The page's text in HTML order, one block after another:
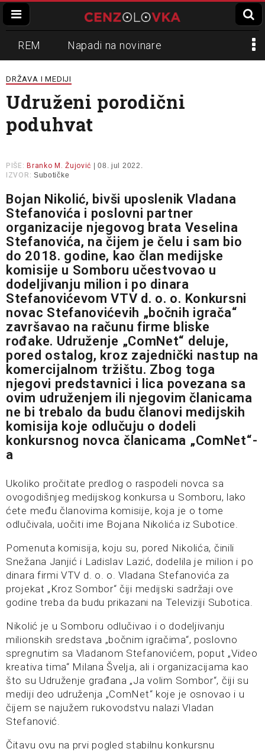
REM Napadi na novinare
Zvučni top
Propaganda Lokalni mediji
Informer Slavko Ćuruvija
DRŽAVA I MEDIJI
Udruženi porodični
poduhvat
PIŠE: Branko M. Žujović | 08. jul 2022.
IZVOR: Subotičke
Bojan Nikolić, bivši uposlenik Vladana
Stefanovića i poslovni partner
organizacije njegovog brata Veselina
Stefanovića, na čijem je čelu i sam bio
do 2018. godine, kao član medijske
komisije u Somboru učestvovao u
dodeljivanju milion i po dinara
Stefanovićevom VTV d. o. o. Konkursni
novac Stefanovićevih „bočnih igrača“
završavao na računu firme bliske
rođake. Udruženje „ComNet“ deluje,
pored ostalog, kroz zajednički nastup na
komercijalnom tržištu. Zbog toga
njegovi predstavnici i lica povezana sa
ovim udruženjem ili njegovim članicama
ne bi trebalo da budu članovi medijskih
komisija koje odlučuju o dodeli
konkursnog novca članicama „ComNet“-
a
Ukoliko pročitate predlog o raspodeli novca sa
ovogodišnjeg medijskog konkursa u Somboru, lako
ćete među članovima komisije, koja je o tome
odlučivala, uočiti ime Bojana Nikolića iz Subotice.
Pomenuta komisija, koju su, pored Nikolića, činili
Snežana Janjić i Ladislav Lazić, dodelila je milion i po
dinara firmi VTV d. o. o. Vladana Stefanovića za
projekat „Kroz Sombor“ čiji medijski sadržaji ove
godine treba da budu prikazani na Televiziji Subotica.
Nikolić je u Somboru odlučivao i o dodeljivanju
milionskih sredstava „bočnim igračima“, poslovno
spregnutim sa Vladanom Stefanovićem, poput „Video
kreativa tima“ Milana Švelja, ali i organizacijama kao
što su Udruženje građana „Ja volim Sombor“, čiji su
mediji deo udruženja „ComNet“ koje je osnovao i u
čijem se najužem rukovodstvu nalazi Vladan
Stefanović.
Čitavu ovu na prvi pogled stabilnu konkursnu